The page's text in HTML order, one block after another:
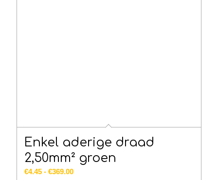
Enkel aderige draad
2,50mm² groen
€4.45 - €369.00Prijsklasse: